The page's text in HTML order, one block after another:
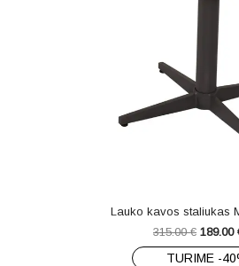
Lauko kavos staliukas
315.00€ 189.00
TURIME -